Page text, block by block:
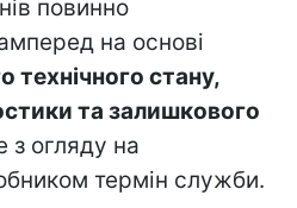
повинно
на основі
технічного стану,
та залишкового
з огляду на
термін служби.